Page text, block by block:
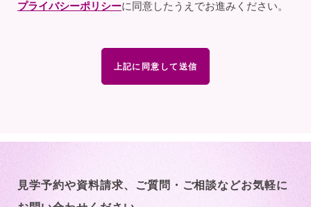
プライバシーポリシーに同意したうえでお進みください。
見学予約や資料請求、ご質問・ご相談などお気軽に